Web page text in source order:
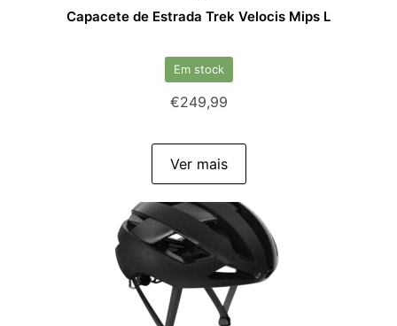
Capacete de Estrada Trek Velocis Mips L
Em stock
€249,99
Ver mais